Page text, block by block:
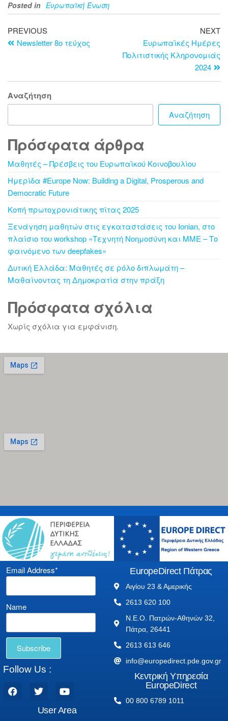
Posted in Ευρωπαϊκή Ένωση
PREVIOUS
Newsletter 8ο τεύχος
NEXT
Ευρωπαϊκές Ημέρες
Πολιτιστικής Κληρονομιάς
2024
Αναζήτηση
Αναζήτηση
Πρόσφατα άρθρα
Μαθητές – Πρέσβεις του Ευρωπαϊκού Κοινοβουλίου
Ημερίδα #Europe Now: Building a Digital, Prosperous and
Democratic Future
Κοπή πρωτοχρονιάτικης πίτας 2025
Ξενάγηση μαθητών στις εγκαταστάσεις του Ionian, στο
πλαίσιο του workshop «Τεχνητή Νοημοσύνη και ΜΜΕ – Το
φαινόμενο των deepfakes»
Δυτική Ελλάδα: Μαθητές σε ρόλο διπλωμάτη –
Μαθαίνοντας τη Δημοκρατία στην πράξη
Πρόσφατα σχόλια
Χωρίς σχόλια για εμφάνιση.
Email Address*
Name
Follow Us :
User Area
EuropeDirect Πάτρας
Αιγίου 23 & Αμερικής
2613 620 100
Ν.Ε.Ο. Πατρών-Αθηνών 32,
Πάτρα, 26441
2613 613 646
info@europedirect.pde.gov.gr
Κεντρική Υπηρεσία
EuropeDirect
00 800 6789 1011